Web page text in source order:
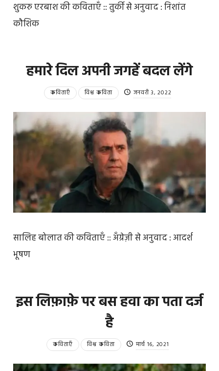
शुकरु एरबाश की कविताएँ :: तुर्की से अनुवाद : निशांत
कौशिक
हमारे दिल अपनी जगहें बदल लेंगे
कविताएँ विश्व कविता जनवरी 3, 2022
सालिह बोलात की कविताएँ :: अँग्रेज़ी से अनुवाद : आदर्श
भूषण
इस लिफ़ाफ़े पर बस हवा का पता दर्ज
है
कविताएँ विश्व कविता मार्च 16, 2021